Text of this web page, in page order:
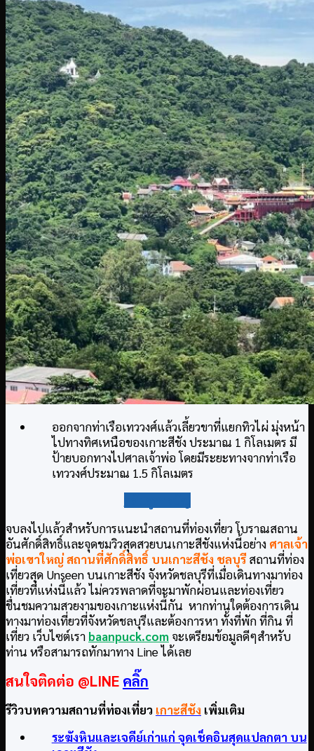
ออกจากท่าเรือเทววงศ์แล้วเลี้ยวขาที่แยกทิวไผ่ มุ่งหน้า
ไปทางทิศเหนือของเกาะสีชัง ประมาณ 1 กิโลเมตร มี
ป้ายบอกทางไปศาลเจ้าพ่อ โดยมีระยะทางจากท่าเรือ
เทววงศ์ประมาณ 1.5 กิโลเมตร
จบลงไปแล้วสำหรับการแนะนำสถานที่ท่องเที่ยว โบราณสถาน
อันศักดิ์สิทธิ์และจุดชมวิวสุดสวยบนเกาะสีชังแห่งนี้อย่าง ศาลเจ้า
พ่อเขาใหญ่ สถานที่ศักดิ์สิทธิ์ บนเกาะสีชัง ชลบุรีสถานที่ท่อง
เที่ยวสุด Unseen บนเกาะสีชัง จังหวัดชลบุรีที่เมื่อเดินทางมาท่อง
เที่ยวที่แห่งนี้แล้ว ไม่ควรพลาดที่จะมาพักผ่อนและท่องเที่ยว
ชื่นชมความสวยงามของเกาะแห่งนี้กัน หากท่านใดต้องการเดิน
ทางมาท่องเที่ยวที่จังหวัดชลบุรีและต้องการหา ทั้งที่พัก ที่กิน ที่
เที่ยว เว็บไซต์เรา baanpuck.com จะเตรียมข้อมูลดีๆสำหรับ
ท่าน หรือสามารถทักมาทาง Line ได้เลย
สนใจติดต่อ @LINE คลิ๊ก
รีวิวบทความสถานที่ท่องเที่ยว เกาะสีชัง เพิ่มเติม
ระฆังหินและเจดีย์เก่าแก่ จุดเช็คอินสุดแปลกตา บน